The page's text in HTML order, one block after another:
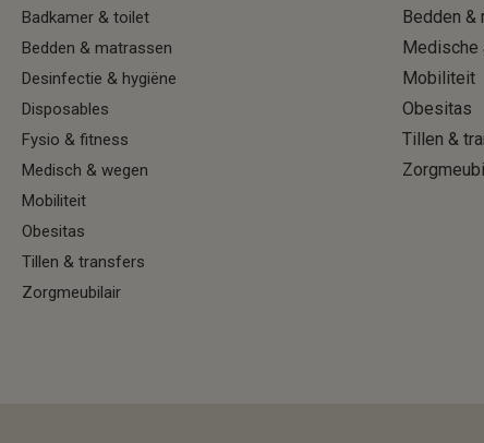
Badkamer & toilet
Bedden & matrassen
Desinfectie & hygiëne
Disposables
Fysio & fitness
Medisch & wegen
Mobiliteit
Obesitas
Tillen & transfers
Zorgmeubilair
Bedden &
Medische
Mobiliteit
Obesitas
Tillen &